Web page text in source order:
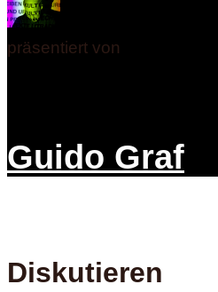
präsentiert von
Guido Graf
Diskutieren